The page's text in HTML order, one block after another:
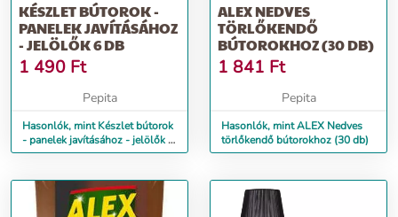
KÉSZLET BÚTOROK -
PANELEK JAVÍTÁSÁHOZ
- JELÖLŐK 6 DB
1 490 Ft
Pepita
Hasonlók, mint Készlet bútorok
- panelek javításához - jelölők 6
db
ALEX NEDVES
TÖRLŐKENDŐ
BÚTOROKHOZ (30 DB)
1 841 Ft
Pepita
Hasonlók, mint ALEX Nedves
törlőkendő bútorokhoz (30 db)